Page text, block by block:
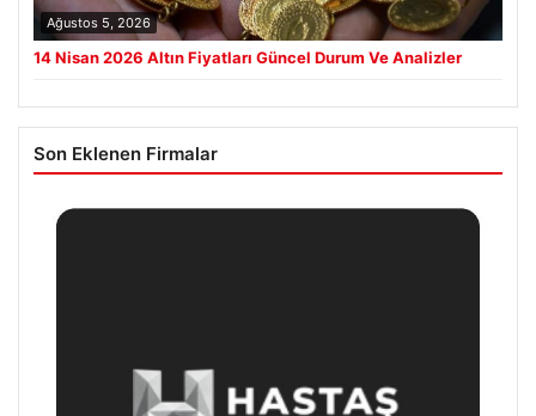
Ağustos 5, 2026
14 Nisan 2026 Altın Fiyatları Güncel Durum Ve Analizler
Son Eklenen Firmalar